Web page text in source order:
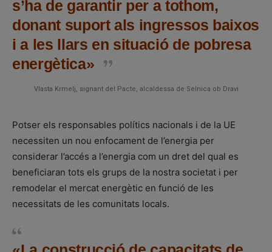
s’ha de garantir per a tothom,
donant suport als ingressos baixos
i a les llars en situació de pobresa
energètica»
Vlasta Krmelj, signant del Pacte, alcaldessa de Selnica ob Dravi
Potser els responsables polítics nacionals i de la UE
necessiten un nou enfocament de l’energia per
considerar l’accés a l’energia com un dret del qual es
beneficiaran tots els grups de la nostra societat i per
remodelar el mercat energètic en funció de les
necessitats de les comunitats locals.